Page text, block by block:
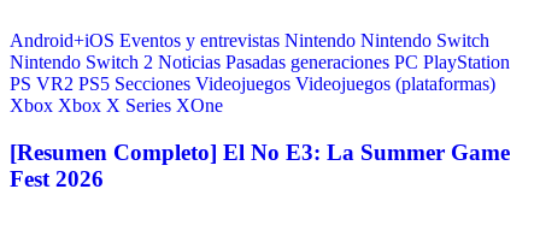
Android+iOS Eventos y entrevistas Nintendo Nintendo Switch
Nintendo Switch 2 Noticias Pasadas generaciones PC PlayStation
PS VR2 PS5 Secciones Videojuegos Videojuegos (plataformas)
Xbox Xbox X Series XOne
[Resumen Completo] El No E3: La Summer Game
Fest 2026